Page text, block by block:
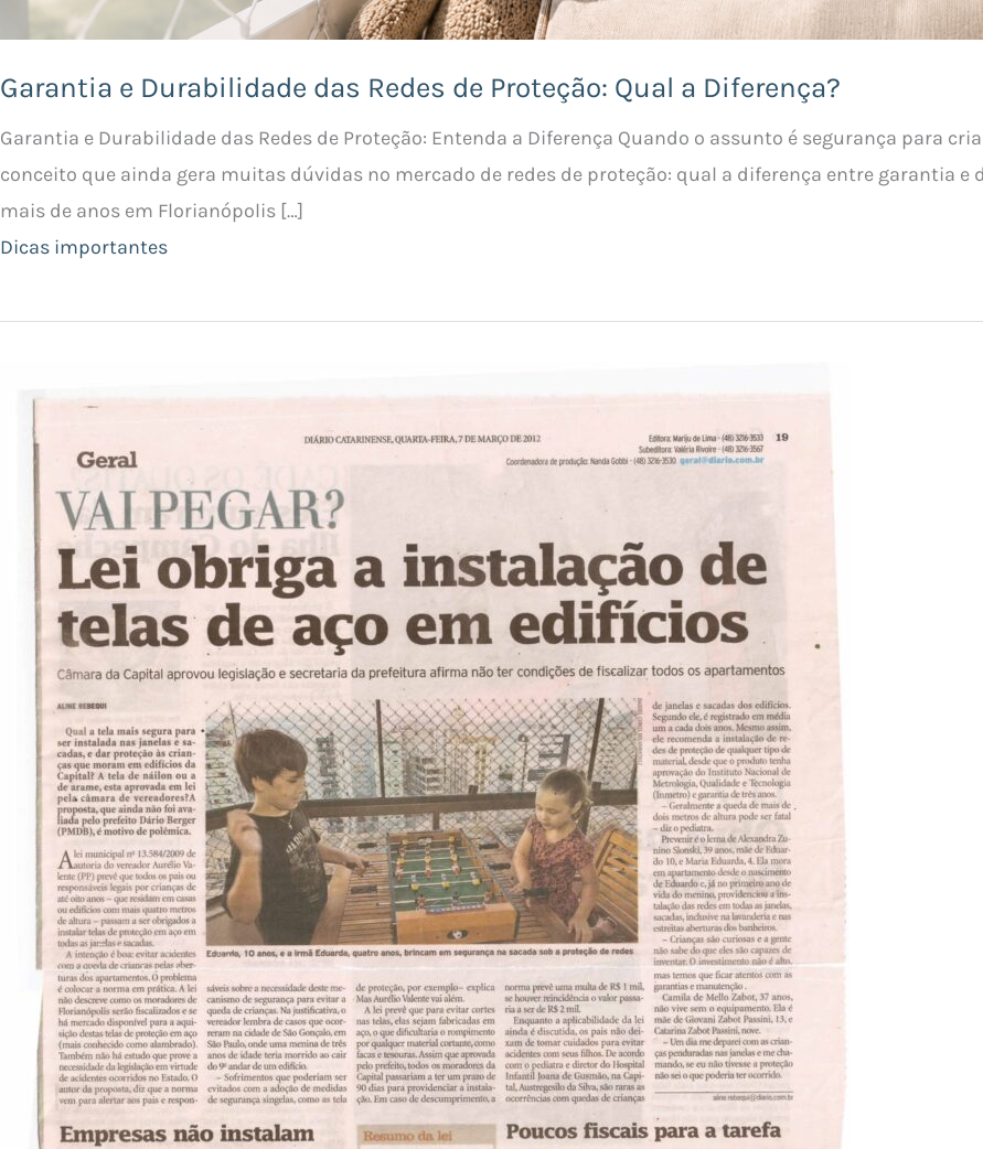
Garantia e Durabilidade das Redes de Proteção: Qual a Diferença?
Garantia e Durabilidade das Redes de Proteção: Entenda a Diferença Quando o assunto é segurança para
conceito que ainda gera muitas dúvidas no mercado de redes de proteção: qual a diferença entre garantia e
mais de anos em Florianópolis […]
Dicas importantes